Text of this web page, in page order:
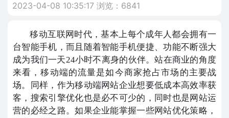
2023-04-08 10:35:17 浏览：6841
移动互联网时代，基本上每个成年人都会拥有一
台智能手机，而且随着智能手机便捷、功能不断强大
成为我们一天24小时不离身的伙伴。站在商业的角度
来看，移动端的流量是如今商家抢占市场的主要战
场。同样，作为移动端网站企业想要低成本高效率获
客，搜索引擎优化也是必不可少的，同时也是网站运
营的必经之路。如果企业能掌握一些网站优化策略，